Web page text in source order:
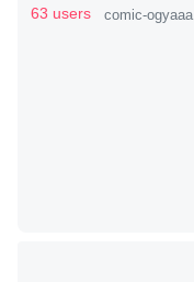
─たまにLINEするくらい
コミュニケーションが
ちょうど同じ理由
とかSpotifyを支払う
それを実質100倍以
滅亡の危機でありま
63 users comic-